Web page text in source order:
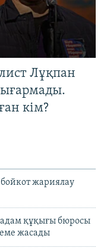
Лұқпан
кім?
жариялау
құқығы бюросы
жасады